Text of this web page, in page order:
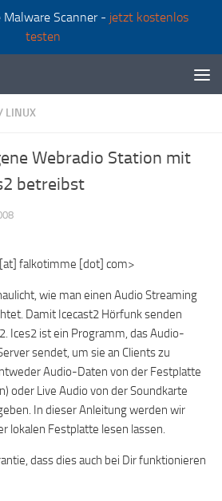
Malware Scanner - jetzt kostenlos
testen
LINUX
Webradio Station mit
betreibst
falkotimme [dot] com>
wie man einen Audio Streaming
Damit Icecast2 Hörfunk senden
Ices2 ist ein Programm, das Audio-
sendet, um sie an Clients zu
Audio-Daten von der Festplatte
oder Live Audio von der Soundkarte
In dieser Anleitung werden wir
lokalen Festplatte lesen lassen.
dass dies auch bei Dir funktionieren